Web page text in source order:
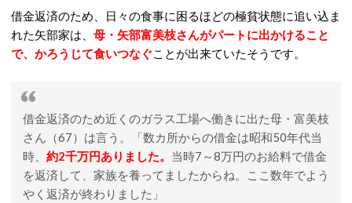
借金返済のため、日々の食事に困るほどの極貧状態に追い込ま
れた矢部家は、 母・矢部富美枝さんがパートに出かけること
で、かろうじて食いつなぐことが出来ていたそうです。
借金返済のため近くのガラス工場へ働きに出た母・富美枝
さん（67）は言う。「数カ所からの借金は昭和50年代当
時、 約2千万円ありました。 当時7～8万円のお給料で借金
を返済して、家族を養ってましたからね。ここ数年でよう
やく返済が終わりました」